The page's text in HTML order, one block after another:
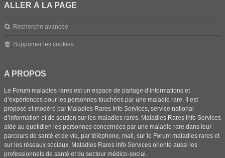
ALLER À LA PAGE
Recherche avancée
Supprimer les cookies
A PROPOS
Le Forum maladies rares est un espace de partage d’informations et
d’expériences pour les personnes touchées par une maladie rare. Il est
proposé et modéré par Maladies Rares Info Services, service national
d’information et de soutien sur les maladies rares. Maladies Rares Info Services
aide au quotidien les personnes concernées par une maladie rare dans leur
parcours de santé et de vie, par téléphone, mail, sur le Forum maladies rares et
sur les réseaux sociaux. Maladies Rares Info Services oriente aussi les
professionnels de santé et du secteur médico-social.